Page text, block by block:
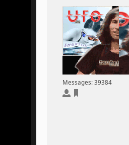
Messages: 39384